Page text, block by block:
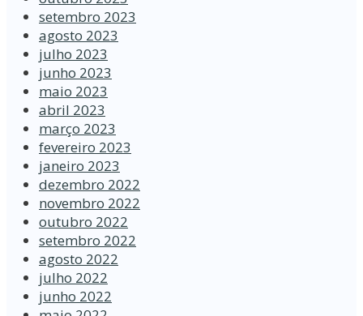
setembro 2023
agosto 2023
julho 2023
junho 2023
maio 2023
abril 2023
março 2023
fevereiro 2023
janeiro 2023
dezembro 2022
novembro 2022
outubro 2022
setembro 2022
agosto 2022
julho 2022
junho 2022